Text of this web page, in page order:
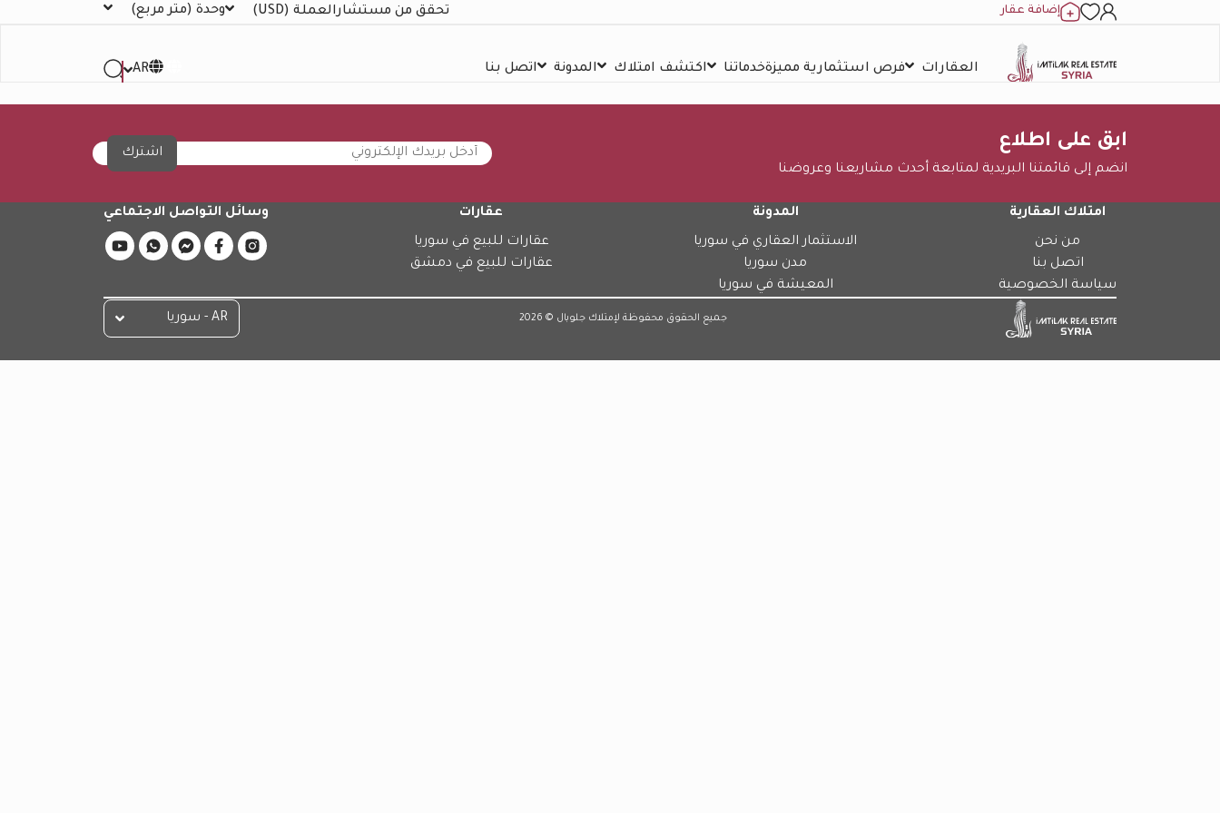
إضافة عقار تحقق من مستشارالعملة (USD) وحدة (متر مربع)
العقارات فرص استثمارية مميزةخدماتنا اكتشف امتلاك المدونة اتصل بنا AR
ابق على اطلاع
انضم إلى قائمتنا البريدية لمتابعة أحدث مشاريعنا وعروضنا
اشترك
امتلاك العقارية
من نحن
اتصل بنا
سياسة الخصوصية
المدونة
الاستثمار العقاري في سوريا
مدن سوريا
المعيشة في سوريا
عقارات
عقارات للبيع في سوريا
عقارات للبيع في دمشق
وسائل التواصل الاجتماعي
جميع الحقوق محفوظة لإمتلاك جلوبال © 2026 AR - سوريا